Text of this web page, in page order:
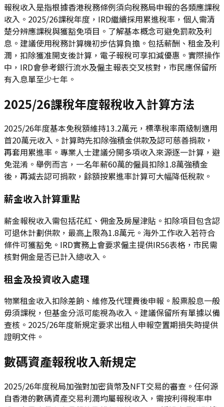
報稅收入是指根據香港稅務條例須向稅務局申報的各類應課稅
收入。2025/26課稅年度，IRD繼續採用累進稅率，個人需清
楚分辨應課稅與獲豁免項目。了解基本概念可避免罰款及利
息。建議使用稅務計算機初步估算負擔。包括薪酬、租金及利
潤，扣除獲准開支後計算，電子報稅可享扣減優惠。實際操作
中，IRD會參考銀行流水及僱主報表交叉核對，市民應保留所
有入息單至少七年。
2025/26課稅年度報稅收入計算方法
2025/26年度基本免稅額維持13.2萬元，標準稅率兩級制適用
首20萬元收入。計算時先扣除強積金供款及認可慈善捐款，
再套用累進率。專業人士建議分開多項收入來源逐一計算，避
免混淆。舉例而言，一名年薪60萬的僱員扣除1.8萬強積金
後，再減去認可捐款，餘額按累進率計算可大幅降低稅款。
薪金收入計算重點
薪金報稅收入需包括花紅、佣金及房屋津貼。扣除項目包含認
可退休計劃供款，最高上限為1.8萬元。海外工作收入若符合
條件可獲豁免。IRD實務上會要求僱主提供IR56表格，市民需
核對佣金是否已計入總收入。
租金及投資收入處理
物業租金收入扣除差餉、維修及代理費後申報。股票股息一般
毋須課稅，但基金分派可能視為收入。建議保留所有單據以備
查核。2025/26年度新規定要求出租人申報空置期損失時提供
證明文件。
數碼資產報稅收入新規定
2025/26年度稅局加強對加密貨幣及NFT交易的審查。任何源
自香港的數碼資產交易利潤均屬報稅收入，需按利得稅率申